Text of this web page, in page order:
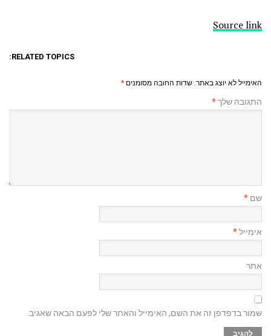
Source link
RELATED TOPICS:
האימייל לא יוצג באתר. שדות החובה מסומנים *
התגובה שלך*
שם *
אימייל*
אתר
שמור בדפדפן זה את השם, האימייל והאתר שלי לפעם הבאה שאגיב.